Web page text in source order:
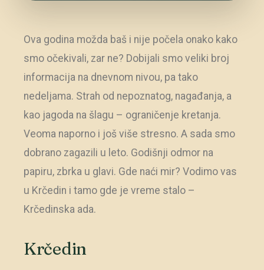
Ova godina možda baš i nije počela onako kako
smo očekivali, zar ne? Dobijali smo veliki broj
informacija na dnevnom nivou, pa tako
nedeljama. Strah od nepoznatog, nagađanja, a
kao jagoda na šlagu – ograničenje kretanja.
Veoma naporno i još više stresno. A sada smo
dobrano zagazili u leto. Godišnji odmor na
papiru, zbrka u glavi. Gde naći mir? Vodimo vas
u Krčedin i tamo gde je vreme stalo –
Krčedinska ada.
Krčedin